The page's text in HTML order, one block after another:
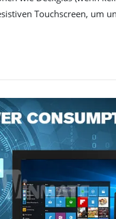
Touchscreen, um